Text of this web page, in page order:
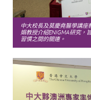
中大校長及莫慶堯醫學講座
娟教授介紹ENIGMA研究，
習慣之間的關連。